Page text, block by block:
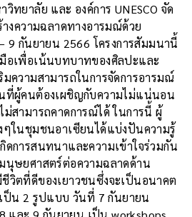
ทยาลัย และ องค์การ UNESCO จัด
งความฉลาดทางอารมณ์ด้วย
กันยายน 2566 โครงการสัมมนานี้
อเพื่อเน้นบทบาทของศิลปะและ
ความสามารถในการจัดการอารมณ์
ที่ผู้คนต้องเผชิญกับความไม่แน่นอน
สามารถคาดการณ์ได้ ในการนี้ ผู้
ๆในชุมชนอาเซียนได้แบ่งปันความรู้
ดการสนทนาและความเข้าใจร่วมกัน
นุษยศาสตร์ต่อความฉลาดด้าน
วิตที่ดีของเยาวชนซึ่งจะเป็นอนาคต
ป็น 2 รูปแบบ วันที่ 7 กันยายน